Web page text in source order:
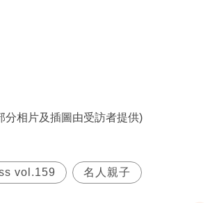
分相片及插圖由受訪者提供)
vol.159 名人親子